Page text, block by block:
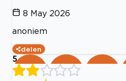
8 May 2026
anoniem
delen
5